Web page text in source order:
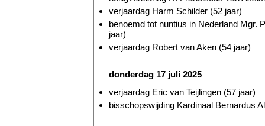
verjaardag Harm Schilder (52 jaar)
benoemd tot nuntius in Nederland Mgr.
jaar)
verjaardag Robert van Aken (54 jaar)
donderdag 17 juli 2025
verjaardag Eric van Teijlingen (57 jaar)
bisschopswijding Kardinaal Bernardus